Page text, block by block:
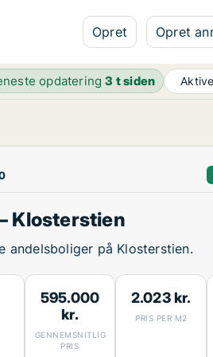
Opret Opret
opdatering3 t siden
Klosterstien
andelsboliger på Klosterstien.
595.000
kr.
GENNEMSNITLIG
PRIS
2.023 kr.
PRIS PER M2